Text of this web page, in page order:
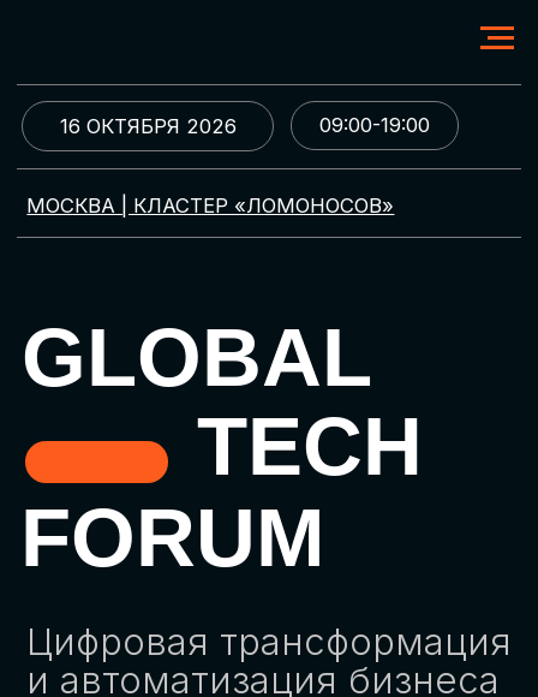
МОСКВА | КЛАСТЕР «ЛОМОНОСОВ»
GLOBAL
TECH
FORUM
Цифровая трансформация
и автоматизация бизнеса
ЗАРЕГИСТРИРОВАТЬСЯ
09:00-19:00
16 ОКТЯБРЯ 2026